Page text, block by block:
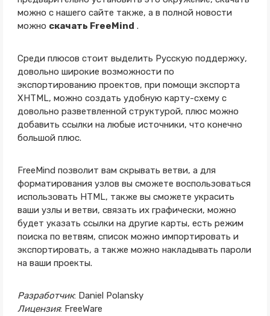
можно с нашего сайте также, а в полной новости
можно скачать FreeMind .
Среди плюсов стоит выделить Русскую поддержку,
довольно широкие возможности по
экспортированию проектов, при помощи экспорта
XHTML, можно создать удобную карту-схему с
довольно разветвленной структурой, плюс можно
добавить ссылки на любые источники, что конечно
большой плюс.
FreeMind позволит вам скрывать ветви, а для
форматирования узлов вы сможете воспользоваться
использовать HTML, также вы сможете украсить
ваши узлы и ветви, связать их графически, можно
будет указать ссылки на другие карты, есть режим
поиска по ветвям, список можно импортировать и
экспортировать, а также можно накладывать пароли
на ваши проекты.
Разработчик: Daniel Polansky
Лицензия: FreeWare